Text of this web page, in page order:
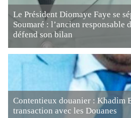
Le Président Diomaye Faye se
Soumaré : l’ancien responsable
défend son bilan
Contentieux douanier : Khadim
transaction avec les Douanes